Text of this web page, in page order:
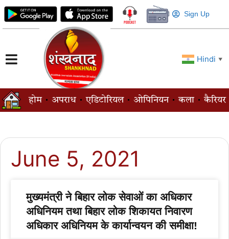
Sign Up
Hindi ▼
होम अपराध एडिटोरियल ओपिनियन कला कैरियर
June 5, 2021
मुख्यमंत्री ने बिहार लोक सेवाओं का अधिकार
अधिनियम तथा बिहार लोक शिकायत निवारण
अधिकार अधिनियम के कार्यान्वयन की समीक्षा!